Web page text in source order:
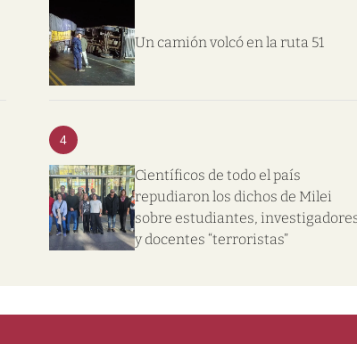
Un camión volcó en la ruta 51
4
Científicos de todo el país
repudiaron los dichos de Milei
sobre estudiantes,
y docentes “terroristas”